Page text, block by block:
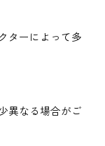
ターによって多
異なる場合がご